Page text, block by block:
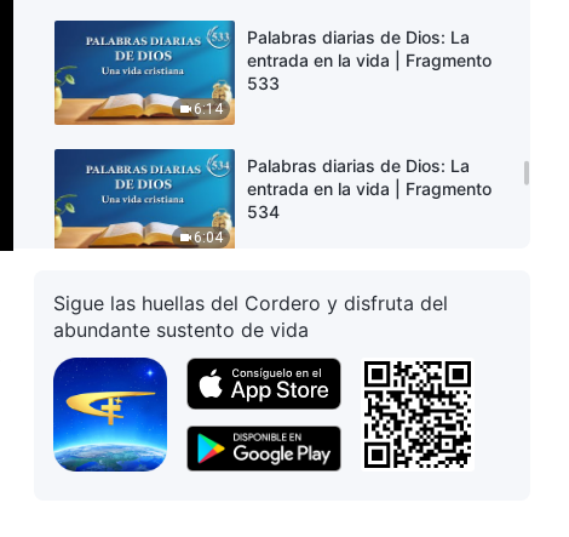
6:14
Palabras diarias de Dios: La
entrada en la vida | Fragmento
533
6:04
Palabras diarias de Dios: La
entrada en la vida | Fragmento
534
6:42
Palabras diarias de Dios: La
entrada en la vida | Fragmento
535
Palabras diarias de Dios: La
entrada en la vida | Fragmento
536
Sigue las huellas del Cordero y disfruta del
abundante sustento de vida